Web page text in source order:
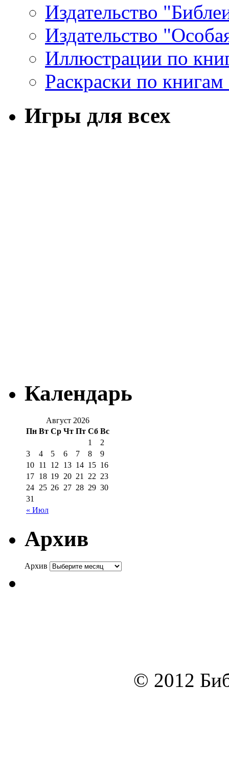
Издательство
Издательство
Иллюстрации по
Раскраски по
Игры для всех
Календарь
Август 2026
Пн Вт Ср Чт Пт Сб Вс
« Июл
1
2
3
4 5 6 7 8
9
10 11 12 13 14 15 16
17 18 19 20 21 22 23
24 25 26 27 28 29 30
31
Архив
Архив
© 2012